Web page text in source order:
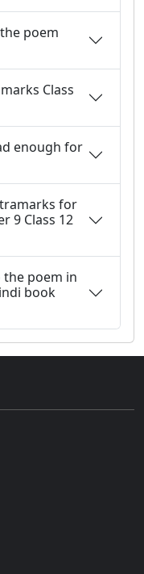
poem
Class
enough for
for
9 Class 12
the poem in
book